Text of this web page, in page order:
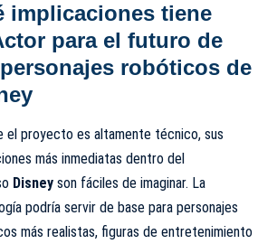
implicaciones tiene
para el futuro de
robóticos de
el proyecto es altamente técnico, sus
más inmediatas dentro del
Disney son fáciles de imaginar. La
podría servir de base para personajes
más realistas, figuras de entretenimiento